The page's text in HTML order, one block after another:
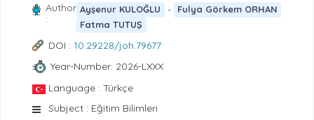
Author
:
Ayşenur KULOĞLU -
Fulya Görkem ORHAN
Fatma TUTUŞ
DOI : 10.29228/joh.79677
Year-Number: 2026-LXXX
Language : Türkçe
Subject : Eğitim Bilimleri